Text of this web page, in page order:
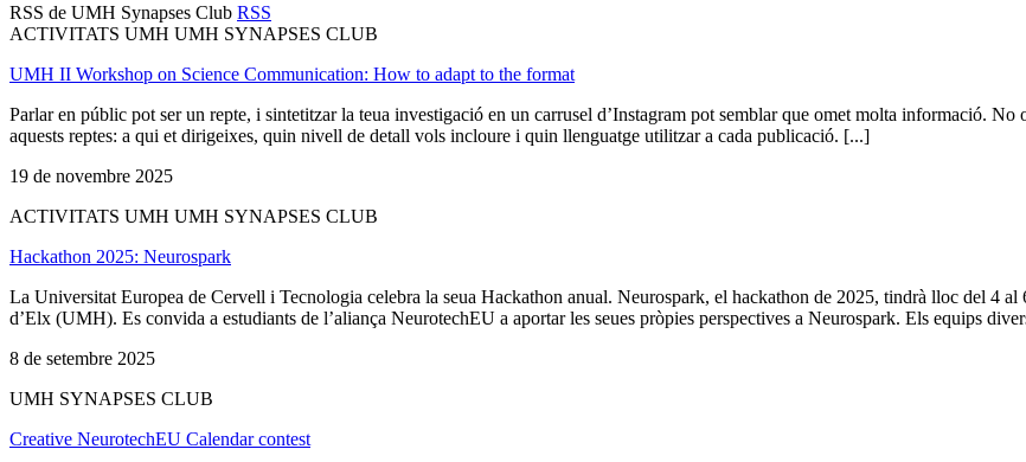
RSS de UMH Synapses Club RSS
ACTIVITATS UMH UMH SYNAPSES CLUB
UMH II Workshop on Science Communication: How to adapt to the format
Parlar en públic pot ser un repte, i sintetitzar la teua investigació en un carrusel d’Instagram pot semblar que omet molta informació. No
aquests reptes: a qui et dirigeixes, quin nivell de detall vols incloure i quin llenguatge utilitzar a cada publicació. [...]
19 de novembre 2025
ACTIVITATS UMH UMH SYNAPSES CLUB
Hackathon 2025: Neurospark
La Universitat Europea de Cervell i Tecnologia celebra la seua Hackathon anual. Neurospark, el hackathon de 2025, tindrà lloc del 4
d’Elx (UMH). Es convida a estudiants de l’aliança NeurotechEU a aportar les seues pròpies perspectives a Neurospark. Els equips
8 de setembre 2025
UMH SYNAPSES CLUB
Creative NeurotechEU Calendar contest